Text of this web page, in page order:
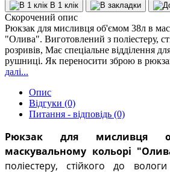
В 1 клік
Скорочений опис
Рюкзак для мисливця об'ємом 38л в
"Олива". Виготовлений з поліестеру,
розривів, Має спеціальне відділення
рушниці. Як переносити зброю в
далі...
Опис
Відгуки (0)
Питання - відповідь (0)
Рюкзак для мисливця
маскувальному кольорі
поліестеру, стійкого до